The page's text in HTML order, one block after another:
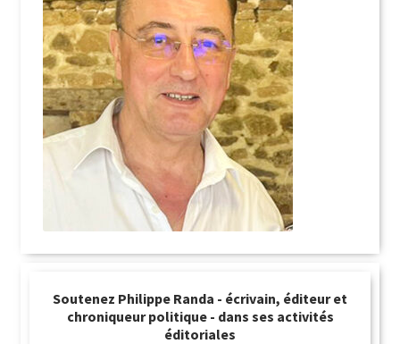
Soutenez Philippe Randa - écrivain, éditeur et
chroniqueur politique - dans ses activités
éditoriales